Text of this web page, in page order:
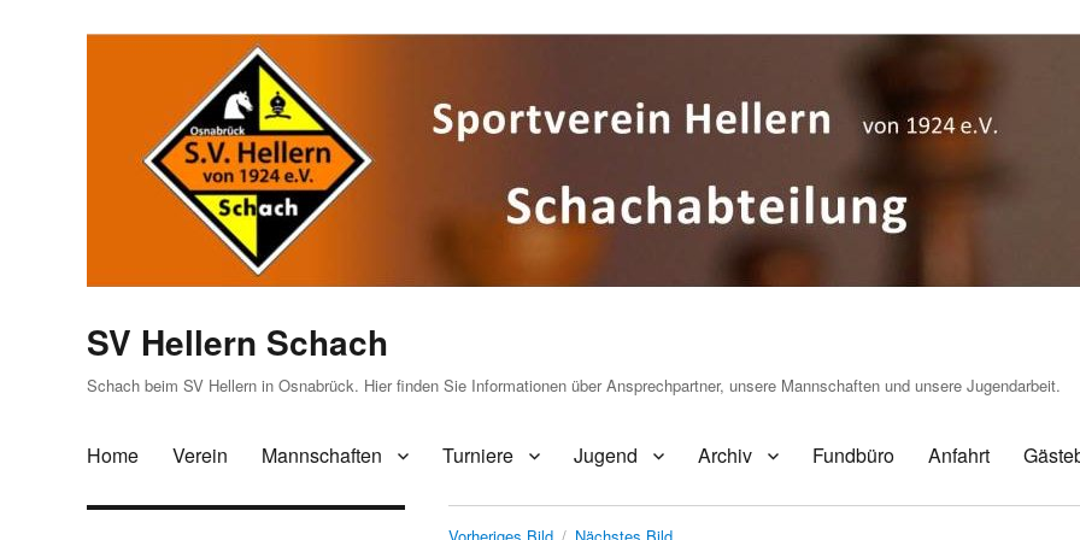
SV Hellern Schach
Schach beim SV Hellern in Osnabrück. Hier finden Sie Informationen über Ansprechpartner, unsere Mannschaften und unsere Jugendarbeit.
Home Verein Mannschaften Turniere Jugend Archiv Fundbüro Anfahrt